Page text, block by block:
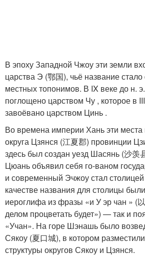
В эпоху Западной Чжоу эти земли
царства Э (鄂国), чьё название
местных топонимов. В IX веке до н.
поглощено царством Чу , которое в
завоёвано царством Цинь .
Во времена империи Хань эти
округа Цзянся (江夏郡) провинции
здесь был создан уезд Шасянь (沙羡
Цюань объявил себя го-ваном
и современный Эчжоу стал
качестве названия для столицы
иероглифа из фразы «и У эр чан » (
делом процветать будет») — так и
«Учан». На горе Шэнашь было
Сякоу (夏口城), в котором
структуры округов Сякоу и Цзянся.